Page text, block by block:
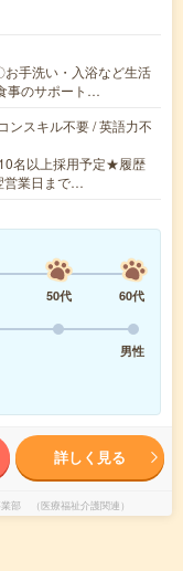
手洗い・入浴など生活
事のサポート…
ンスキル不要 / 英語力不
名以上採用予定★履歴
営業日まで…
50代
60代
男性
詳しく見る
部 （医療福祉介護関連）